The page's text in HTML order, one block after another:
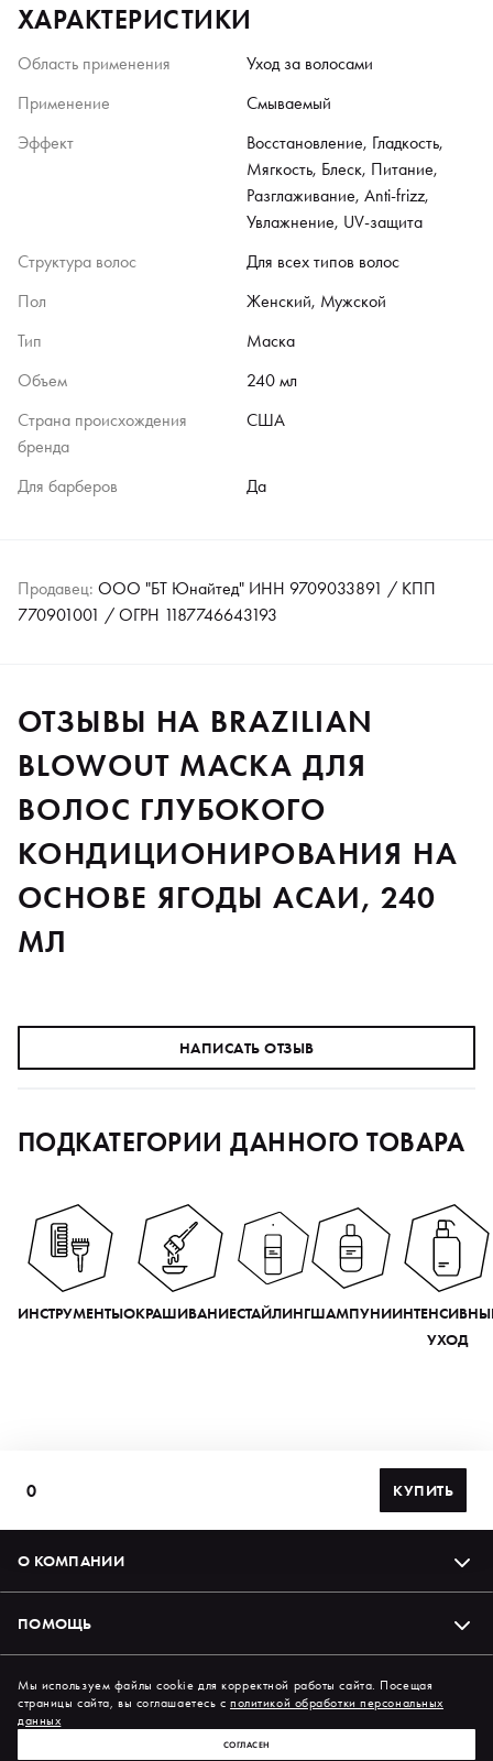
ХАРАКТЕРИСТИКИ
Область применения
Уход за волосами
Применение
Смываемый
Эффект
Восстановление, Гладкость,
Мягкость, Блеск, Питание,
Разглаживание, Anti-frizz,
Увлажнение, UV-защита
Структура волос
Для всех типов волос
Пол
Женский, Мужской
Тип
Маска
Объем
240 мл
Страна происхождения
бренда
США
Для барберов Да
Продавец: ООО "БТ Юнайтед" ИНН 9709033891 / КПП
770901001 / ОГРН 1187746643193
ОТЗЫВЫ НА BRAZILIAN
BLOWOUT МАСКА ДЛЯ
ВОЛОС ГЛУБОКОГО
КОНДИЦИОНИРОВАНИЯ НА
ОСНОВЕ ЯГОДЫ АСАИ, 240
МЛ
НАПИСАТЬ ОТЗЫВ
ПОДКАТЕГОРИИ ДАННОГО ТОВАРА
ИНСТРУМЕНТЫОКРАШИВАНИЕСТАЙЛИНГШАМПУНИ
УХОД
0 КУПИТЬ
О КОМПАНИИ
ПОМОЩЬ
Подпишись на нас в соцсетях
Мы используем файлы cookie для корректной работы сайта. Посещая
страницы сайта, вы соглашаетесь сполитикой обработки персональных
данных
СОГЛАСЕН